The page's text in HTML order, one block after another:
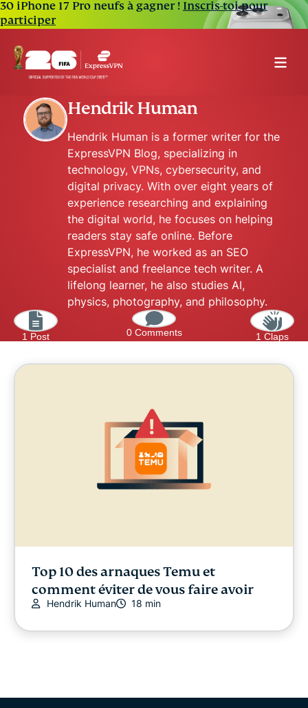
30 iPhone 17 Pro neufs à gagner ! Inscris-toi pour
participer
Hendrik Human
Hendrik Human is a former writer for the
ExpressVPN Blog, specializing in
technology, VPNs, cybersecurity, and
digital privacy. With over eight years of
experience researching and explaining
the digital world, he focuses on helping
readers stay safe online. Before
ExpressVPN, he worked as an SEO
specialist and freelance tech writer. A
lifelong learner, he also studies AI,
physics, photography, and philosophy.
1 Post 0 Comments 1 Claps
Top 10 des arnaques Temu et
comment éviter de vous faire avoir
Hendrik Human 18 min